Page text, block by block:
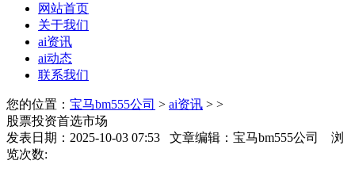
网站首页
关于我们
ai资讯
ai动态
联系我们
您的位置： 宝马bm555公司 > ai资讯 > >
股票投资首选市场
发表日期：2025-10-03 07:53 文章编辑：宝马bm555公司 浏
览次数: